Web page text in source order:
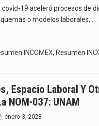
19 aceleró procesos de
o modelos laborales,…
INCOMEX, Resumen
Espacio Laboral Y
NOM-037: UNAM
enero 3, 2023